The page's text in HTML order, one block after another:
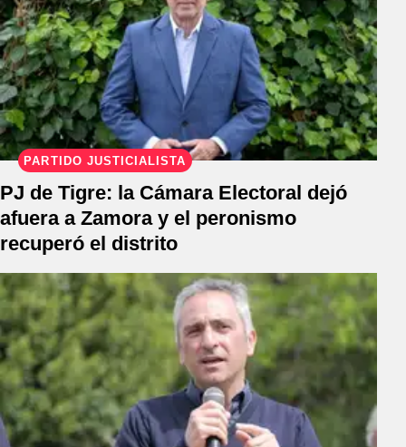
PARTIDO JUSTICIALISTA
PJ de Tigre: la Cámara Electoral dejó
afuera a Zamora y el peronismo
recuperó el distrito